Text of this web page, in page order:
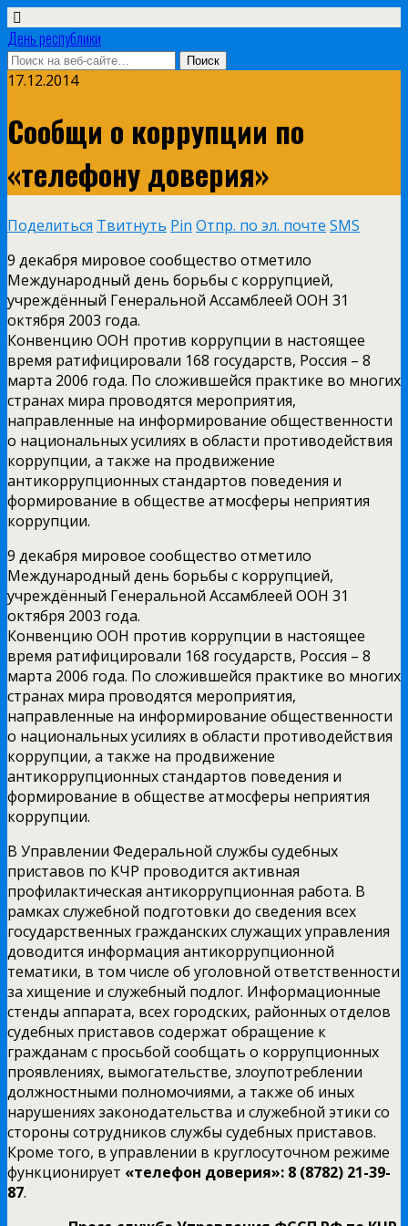
День республики
17.12.2014
Сообщи о коррупции по
«телефону доверия»
Поделиться Твитнуть Pin Отпр. по эл. почте SMS
9 декабря мировое сообщество отметило
Международный день борьбы с коррупцией,
учреждённый Генеральной Ассамблеей ООН 31
октября 2003 года.
Конвенцию ООН против коррупции в настоящее
время ратифицировали 168 государств, Россия – 8
марта 2006 года. По сложившейся практике во многих
странах мира проводятся мероприятия,
направленные на информирование общественности
о национальных усилиях в области противодействия
коррупции, а также на продвижение
антикоррупционных стандартов поведения и
формирование в обществе атмосферы неприятия
коррупции.
9 декабря мировое сообщество отметило
Международный день борьбы с коррупцией,
учреждённый Генеральной Ассамблеей ООН 31
октября 2003 года.
Конвенцию ООН против коррупции в настоящее
время ратифицировали 168 государств, Россия – 8
марта 2006 года. По сложившейся практике во многих
странах мира проводятся мероприятия,
направленные на информирование общественности
о национальных усилиях в области противодействия
коррупции, а также на продвижение
антикоррупционных стандартов поведения и
формирование в обществе атмосферы неприятия
коррупции.
В Управлении Федеральной службы судебных
приставов по КЧР проводится активная
профилактическая антикоррупционная работа. В
рамках служебной подготовки до сведения всех
государственных гражданских служащих управления
доводится информация антикоррупционной
тематики, в том числе об уголовной ответственности
за хищение и служебный подлог. Информационные
стенды аппарата, всех городских, районных отделов
судебных приставов содержат обращение к
гражданам с просьбой сообщать о коррупционных
проявлениях, вымогательстве, злоупотреблении
должностными полномочиями, а также об иных
нарушениях законодательства и служебной этики со
стороны сотрудников службы судебных приставов.
Кроме того, в управлении в круглосуточном режиме
функционирует «телефон доверия»: 8 (8782) 21-39-
87.